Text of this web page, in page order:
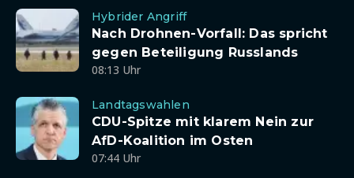
Hybrider Angriff
Nach Drohnen-Vorfall: Das spricht
gegen Beteiligung Russlands
08:13 Uhr
Landtagswahlen
CDU-Spitze mit klarem Nein zur
AfD-Koalition im Osten
07:44 Uhr